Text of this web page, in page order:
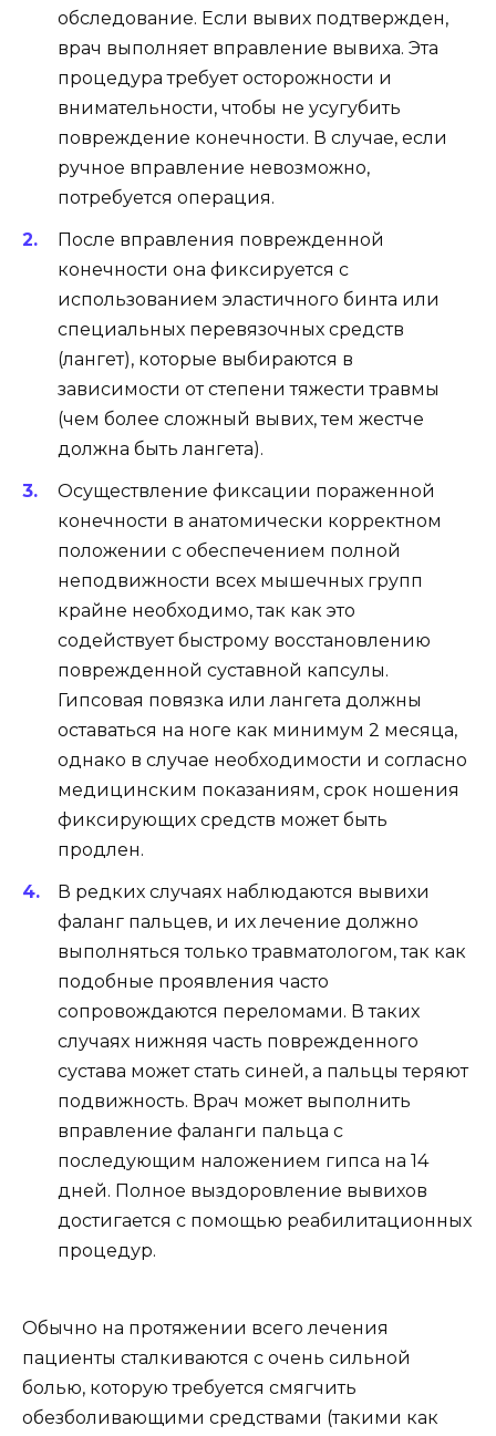
обследование. Если вывих подтвержден,
врач выполняет вправление вывиха. Эта
процедура требует осторожности и
внимательности, чтобы не усугубить
повреждение конечности. В случае, если
ручное вправление невозможно,
потребуется операция.
После вправления поврежденной
конечности она фиксируется с
использованием эластичного бинта или
специальных перевязочных средств
(лангет), которые выбираются в
зависимости от степени тяжести травмы
(чем более сложный вывих, тем жестче
должна быть лангета).
Осуществление фиксации пораженной
конечности в анатомически корректном
положении с обеспечением полной
неподвижности всех мышечных групп
крайне необходимо, так как это
содействует быстрому восстановлению
поврежденной суставной капсулы.
Гипсовая повязка или лангета должны
оставаться на ноге как минимум 2 месяца,
однако в случае необходимости и согласно
медицинским показаниям, срок ношения
фиксирующих средств может быть
продлен.
В редких случаях наблюдаются вывихи
фаланг пальцев, и их лечение должно
выполняться только травматологом, так как
подобные проявления часто
сопровождаются переломами. В таких
случаях нижняя часть поврежденного
сустава может стать синей, а пальцы теряют
подвижность. Врач может выполнить
вправление фаланги пальца с
последующим наложением гипса на 14
дней. Полное выздоровление вывихов
достигается с помощью реабилитационных
процедур.
Обычно на протяжении всего лечения
пациенты сталкиваются с очень сильной
болью, которую требуется смягчить
обезболивающими средствами (такими как